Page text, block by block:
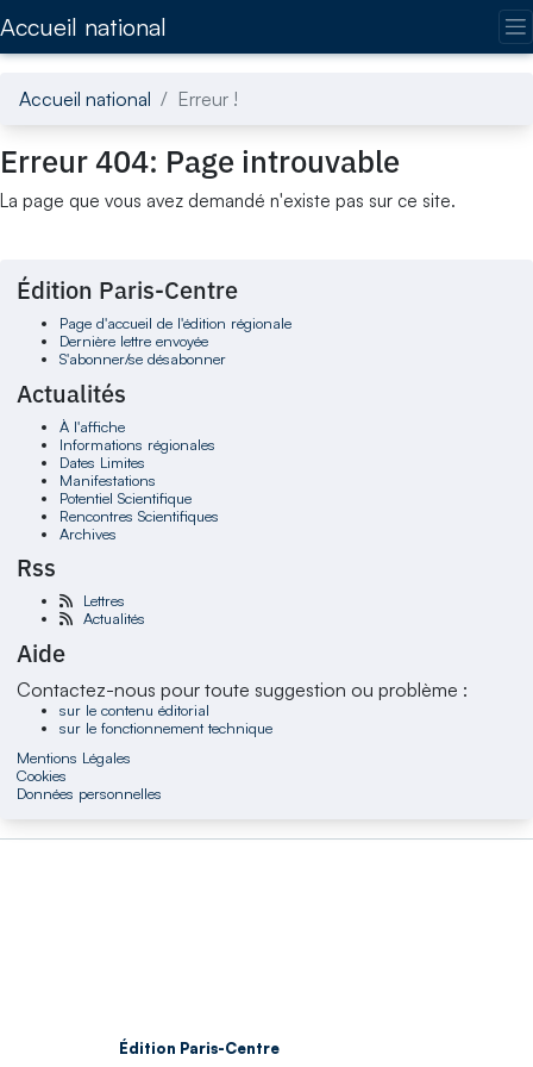
Accueil national
Accueil national Erreur !
Erreur 404: Page introuvable
La page que vous avez demandé n'existe pas sur ce site.
Édition Paris-Centre
Page d'accueil de l'édition régionale
Dernière lettre envoyée
S'abonner/se désabonner
Actualités
À l'affiche
Informations régionales
Dates Limites
Manifestations
Potentiel Scientifique
Rencontres Scientifiques
Archives
Rss
Lettres
Actualités
Aide
Contactez-nous pour toute suggestion ou problème :
sur le contenu éditorial
sur le fonctionnement technique
Mentions Légales
Cookies
Données personnelles
Édition Paris-Centre